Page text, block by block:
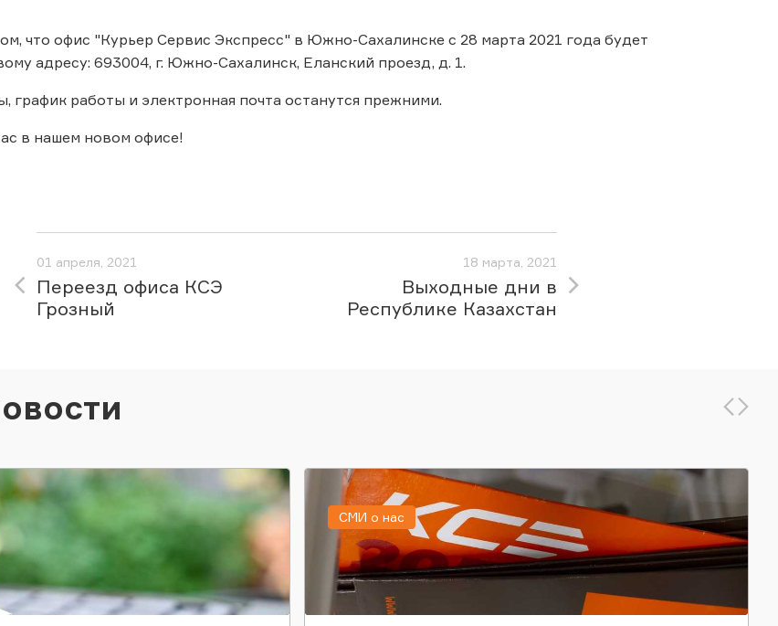
что офис "Курьер Сервис Экспресс" в Южно-Сахалинске с 28 марта 2021 года будет
адресу: 693004, г. Южно-Сахалинск, Еланский проезд, д. 1.
график работы и электронная почта останутся прежними.
в нашем новом офисе!
01 апреля, 2021
Переезд офиса КСЭ
Грозный
18 марта, 2021
Выходные дни в
Республике Казахстан
СМИ о нас